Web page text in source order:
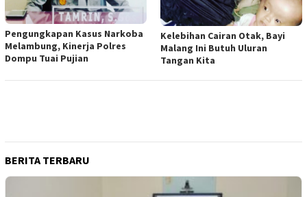
Pengungkapan Kasus Narkoba
Melambung, Kinerja Polres
Dompu Tuai Pujian
Kelebihan Cairan Otak, Bayi
Malang Ini Butuh Uluran
Tangan Kita
BERITA TERBARU